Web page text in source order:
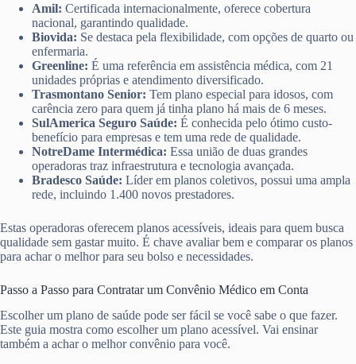
Amil: Certificada internacionalmente, oferece cobertura
nacional, garantindo qualidade.
Biovida: Se destaca pela flexibilidade, com opções de quarto ou
enfermaria.
Greenline: É uma referência em assistência médica, com 21
unidades próprias e atendimento diversificado.
Trasmontano Senior: Tem plano especial para idosos, com
carência zero para quem já tinha plano há mais de 6 meses.
SulAmerica Seguro Saúde: É conhecida pelo ótimo custo-
benefício para empresas e tem uma rede de qualidade.
NotreDame Intermédica: Essa união de duas grandes
operadoras traz infraestrutura e tecnologia avançada.
Bradesco Saúde: Líder em planos coletivos, possui uma ampla
rede, incluindo 1.400 novos prestadores.
Estas operadoras oferecem planos acessíveis, ideais para quem busca
qualidade sem gastar muito. É chave avaliar bem e comparar os planos
para achar o melhor para seu bolso e necessidades.
Passo a Passo para Contratar um Convênio Médico em Conta
Escolher um plano de saúde pode ser fácil se você sabe o que fazer.
Este guia mostra como escolher um plano acessível. Vai ensinar
também a achar o melhor convênio para você.